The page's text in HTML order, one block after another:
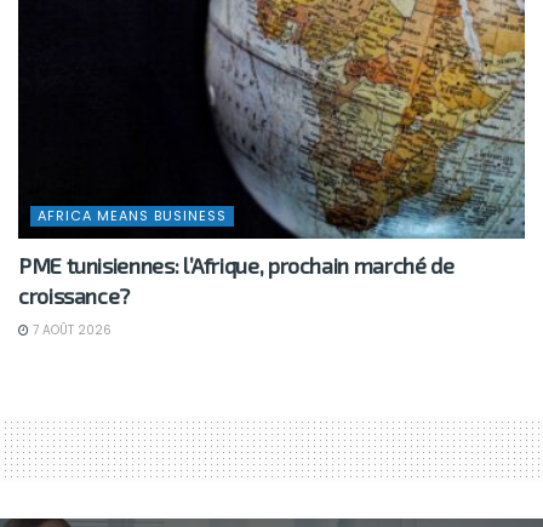
AFRICA MEANS BUSINESS
PME tunisiennes: l’Afrique, prochain marché de
croissance?
7 AOÛT 2026